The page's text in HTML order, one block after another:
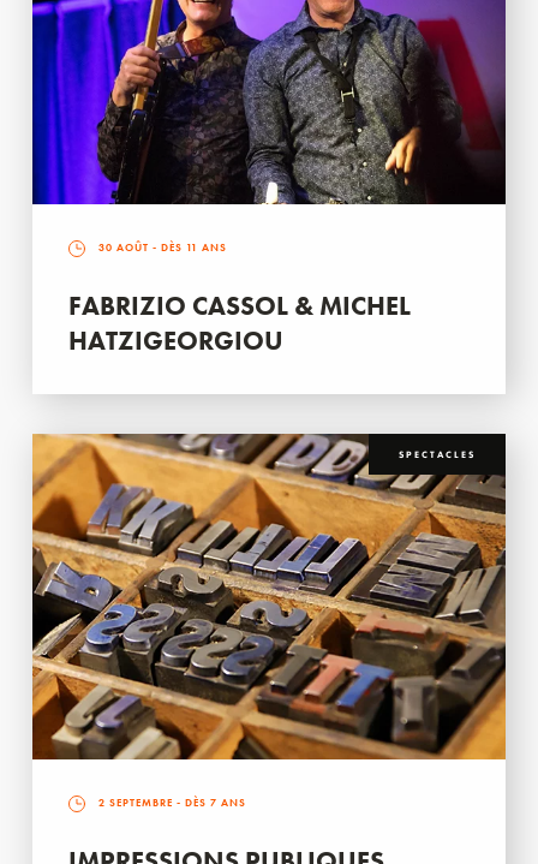
30 AOÛT - DÈS 11 ANS
FABRIZIO CASSOL & MICHEL
HATZIGEORGIOU
SPECTACLES
2 SEPTEMBRE - DÈS 7 ANS